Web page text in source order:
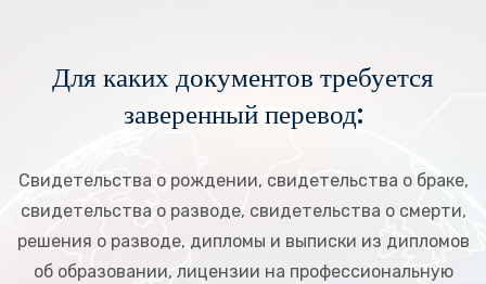
Для каких документов требуется
заверенный перевод:
Свидетельства о рождении, свидетельства о браке,
свидетельства о разводе, свидетельства о смерти,
решения о разводе, дипломы и выписки из дипломов
об образовании, лицензии на профессиональную